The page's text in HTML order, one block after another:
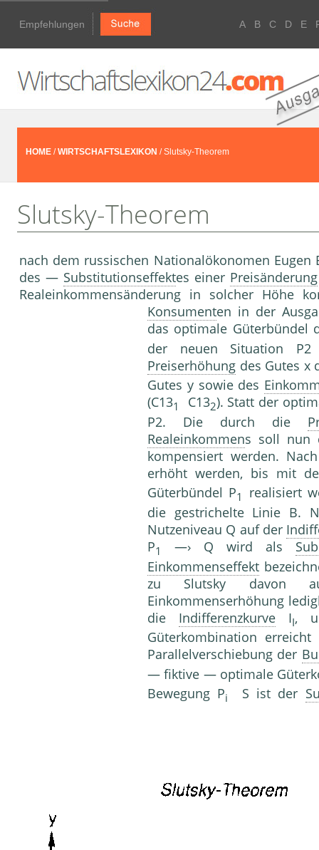
Empfehlungen A B C D E
HOME /WIRTSCHAFTSLEXIKON / Slutsky-Theorem
Slutsky-Theorem
nach dem russischen Nationalökonomen Eugen
des — Substitutionseffektes einer Preisänderung
Realeinkommensänderung in solcher Höhe
Konsumenten in der
das optimale Güterbündel
der neuen Situation P2
Preiserhöhung des Gutes x
Gutes y sowie des
(C131 C132). Statt der
P2. Die durch die
Realeinkommens soll nun
kompensiert werden.
erhöht werden, bis mit
Güterbündel P1
realisiert
die gestrichelte Linie B.
Nutzeniveau Q auf der
P1 —› Q wird als
Einkommenseffekt
zu Slutsky davon
Einkommenserhöhung
die Indifferenzkurve II,
Güterkombination
Parallelverschiebung der
— fiktive — optimale
Bewegung Pi S ist der